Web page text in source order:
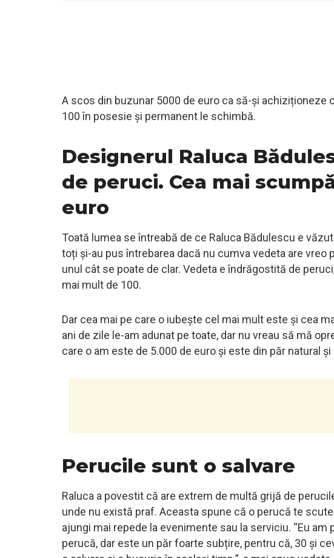
A scos din buzunar 5000 de euro ca să-și achiziționeze
100 în posesie și permanent le schimbă.
Designerul Raluca
de peruci. Cea mai
euro
Toată lumea se întreabă de ce Raluca Bădulescu e
toți și-au pus întrebarea dacă nu cumva vedeta are vreo
unul cât se poate de clar. Vedeta e îndrăgostită de
mai mult de 100.
Dar cea mai pe care o iubește cel mai mult este și cea
ani de zile le-am adunat pe toate, dar nu vreau să mă
care o am este de 5.000 de euro și este din păr natural și
Perucile sunt o salvare
Raluca a povestit că are extrem de multă grijă de
unde nu există praf. Aceasta spune că o perucă te
ajungi mai repede la evenimente sau la serviciu. “Eu
perucă, dar este un păr foarte subțire, pentru că, 30 și